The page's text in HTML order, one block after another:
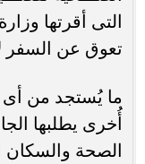
التى أقرتها
تعوق عن السفر
ما يُستجد من
أُخرى يطلبها
الصحة